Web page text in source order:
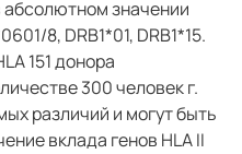
абсолютном значении
8, DRВ1*01, DRВ1*15.
151 донора
300 человек г.
различий и могут быть
вклада генов HLA II